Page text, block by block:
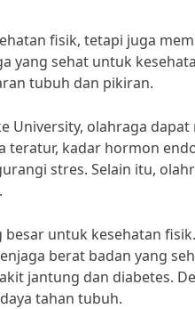
fisik, tetapi juga
yang sehat untuk
tubuh dan pikiran.
University, olahraga
teratur, kadar hormon
stres. Selain itu,
besar untuk kesehatan
berat badan yang
jantung dan diabetes.
tahan tubuh.